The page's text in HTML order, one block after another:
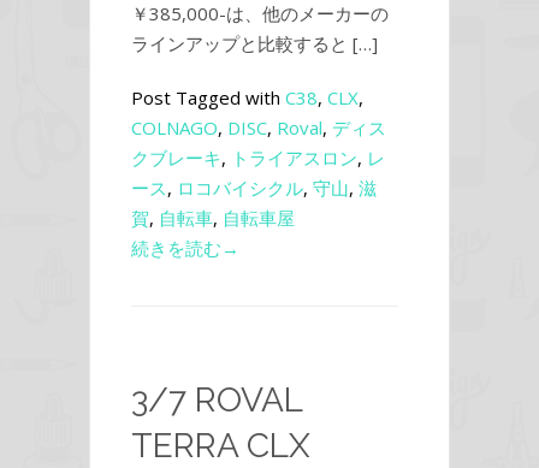
￥385,000-は、他のメーカーの
ラインアップと比較すると […]
Post Tagged with C38, CLX,
COLNAGO, DISC, Roval, ディス
クブレーキ, トライアスロン, レ
ース, ロコバイシクル, 守山, 滋
賀, 自転車, 自転車屋
続きを読む→
3/7 ROVAL
TERRA CLX